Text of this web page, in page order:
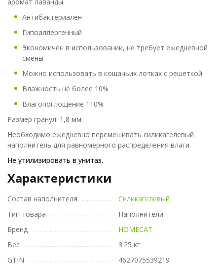
Антибактериален
Гипоаллергенный
Экономичен в использовании, не требует ежедневной
смены
Можно использовать в кошачьих лотках с решеткой
Влажность не более 10%
Влагопоглощение 110%
Размер гранул: 1,8 мм.
Необходимо ежедневно перемешивать силикагелевый
наполнитель для равномерного распределения влаги.
Не утилизировать в унитаз.
Характеристики
Состав наполнителя
Силикагелевый
Тип товара
Наполнители
Бренд
HOMECAT
Вес
3.25 кг
GTIN
4627075539219